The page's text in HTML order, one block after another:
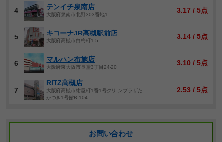
4 テンイチ泉南店
大阪府泉南市北野303番地1
3.17 / 5点
5 キコーナJR高槻駅前店
大阪府高槻市白梅町1-5
3.14 / 5点
6 マルハン布施店
大阪府東大阪市長堂3丁目24-20
3.10 / 5点
7
RITZ高槻店
大阪府高槻市紺屋町1番1号グリ-ンプラザた
かつき1号館B-104
2.53 / 5点
お問い合わせ